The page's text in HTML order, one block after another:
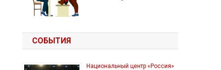
СОБЫТИЯ
Национальный центр «Россия»